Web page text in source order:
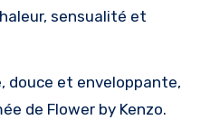
sensualité et
douce et enveloppante,
de Flower by Kenzo.